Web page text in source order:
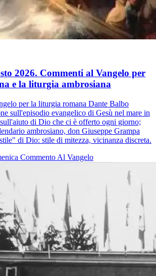
2026. Commenti al Vangelo per
e la liturgia ambrosiana
per la liturgia romana Dante Balbo
sull'episodio evangelico di Gesù nel mare in
di Dio che ci è offerto ogni giorno;
ambrosiano, don Giuseppe Grampa
di Dio: stile di mitezza, vicinanza discreta.
Commento Al Vangelo